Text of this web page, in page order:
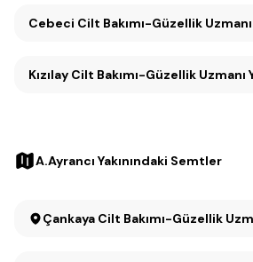
Cebeci Cilt Bakımı-Güzellik
Kızılay Cilt Bakımı-Güzellik
A.Ayrancı Yakınındaki Semtler
Çankaya Cilt Bakımı-Güzellik